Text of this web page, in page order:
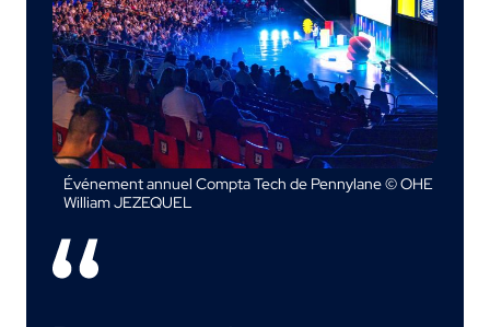
Événement annuel Compta Tech de Pennylane © OHE
William JEZEQUEL